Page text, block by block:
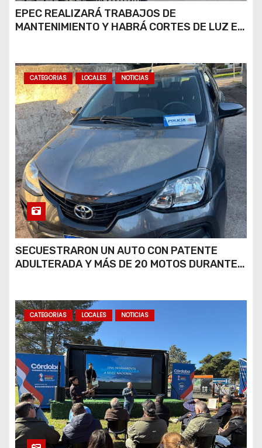
EPEC REALIZARÁ TRABAJOS DE
MANTENIMIENTO Y HABRÁ CORTES DE LUZ EN
CATEGORIAS LOCALES NOTICIAS
SECUESTRARON UN AUTO CON PATENTE
ADULTERADA Y MÁS DE 20 MOTOS DURANTE
CATEGORIAS LOCALES NOTICIAS